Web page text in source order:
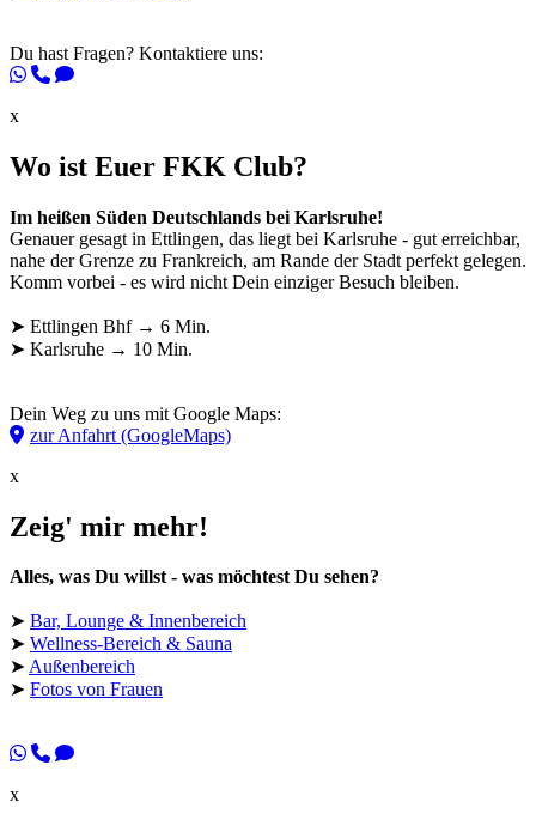
Du hast Fragen? Kontaktiere uns:
x
Wo ist Euer FKK Club?
Im heißen Süden Deutschlands bei Karlsruhe!
Genauer gesagt in Ettlingen, das liegt bei Karlsruhe - gut erreichbar,
nahe der Grenze zu Frankreich, am Rande der Stadt perfekt gelegen.
Komm vorbei - es wird nicht Dein einziger Besuch bleiben.
➤ Ettlingen Bhf → 6 Min.
➤ Karlsruhe → 10 Min.
Dein Weg zu uns mit Google Maps:
zur Anfahrt (GoogleMaps)
x
Zeig' mir mehr!
Alles, was Du willst - was möchtest Du sehen?
➤ Bar, Lounge & Innenbereich
➤ Wellness-Bereich & Sauna
➤Außenbereich
➤ Fotos von Frauen
x